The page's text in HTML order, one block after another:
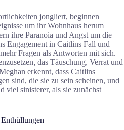
jongliert, beginnen
um ihr Wohnhaus herum
ihre Paranoia und Angst um die
Engagement in Caitlins Fall und
Fragen als Antworten mit sich.
das Täuschung, Verrat und
erkennt, dass Caitlins
sind, die sie zu sein scheinen, und
viel sinisterer, als sie zunächst